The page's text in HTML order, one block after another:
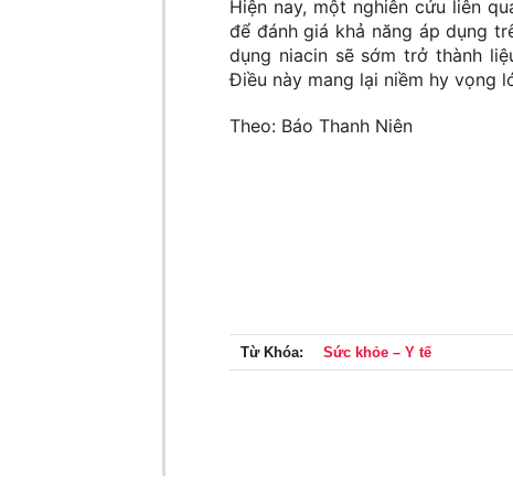
Hiện nay, một nghiên cứu liên
để đánh giá khả năng áp dụng
dụng niacin sẽ sớm trở thành
Điều này mang lại niềm hy vọng
Theo: Báo Thanh Niên
Từ Khóa: Sức khỏe – Y tế